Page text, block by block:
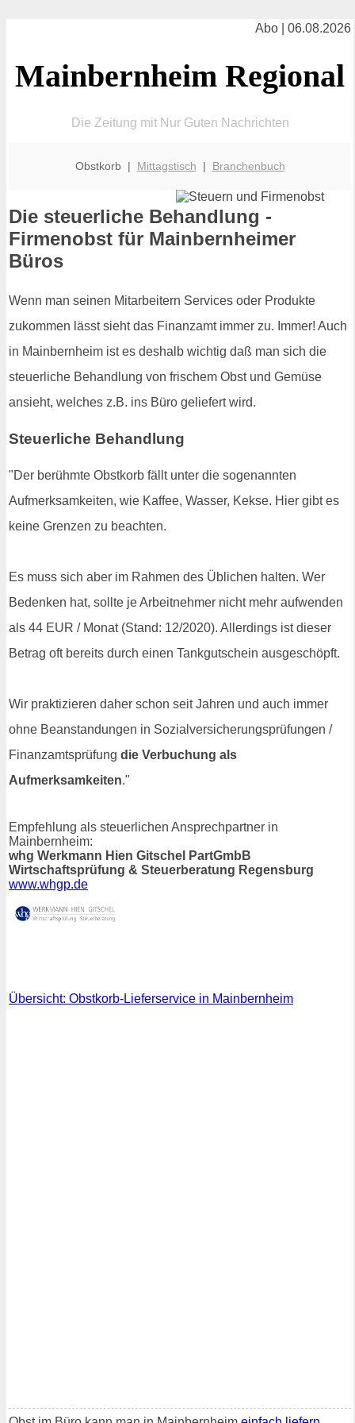
Abo | 06.08.2026
Mainbernheim Regional
Die Zeitung mit Nur Guten Nachrichten
Obstkorb | Mittagstisch | Branchenbuch
Die steuerliche Behandlung -
Firmenobst für Mainbernheimer
Büros
Wenn man seinen Mitarbeitern Services oder Produkte
zukommen lässt sieht das Finanzamt immer zu. Immer! Auch
in Mainbernheim ist es deshalb wichtig daß man sich die
steuerliche Behandlung von frischem Obst und Gemüse
ansieht, welches z.B. ins Büro geliefert wird.
Steuerliche Behandlung
"Der berühmte Obstkorb fällt unter die sogenannten
Aufmerksamkeiten, wie Kaffee, Wasser, Kekse. Hier gibt es
keine Grenzen zu beachten.
Es muss sich aber im Rahmen des Üblichen halten. Wer
Bedenken hat, sollte je Arbeitnehmer nicht mehr aufwenden
als 44 EUR / Monat (Stand: 12/2020). Allerdings ist dieser
Betrag oft bereits durch einen Tankgutschein ausgeschöpft.
Wir praktizieren daher schon seit Jahren und auch immer
ohne Beanstandungen in Sozialversicherungsprüfungen /
Finanzamtsprüfung die Verbuchung als
Aufmerksamkeiten."
Empfehlung als steuerlichen Ansprechpartner in
Mainbernheim:
whg Werkmann Hien Gitschel PartGmbB
Wirtschaftsprüfung & Steuerberatung Regensburg
www.whgp.de
Übersicht: Obstkorb-Lieferservice in Mainbernheim